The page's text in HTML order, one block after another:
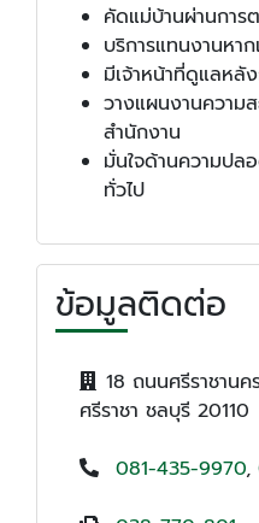
คัดแม่บ้านผ่านการ
บริการแทนงานหา
มีเจ้าหน้าที่ดูแลหลั
วางแผนงานความส
สำนักงาน
มั่นใจด้านความปล
ทั่วไป
ข้อมูลติดต่อ
18 ถนนศรีราชานค
ศรีราชา ชลบุรี 20110
081-435-9970,